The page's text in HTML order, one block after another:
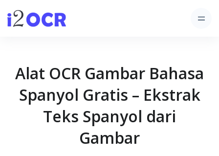
Alat OCR Gambar Bahasa
Spanyol Gratis – Ekstrak
Teks Spanyol dari
Gambar